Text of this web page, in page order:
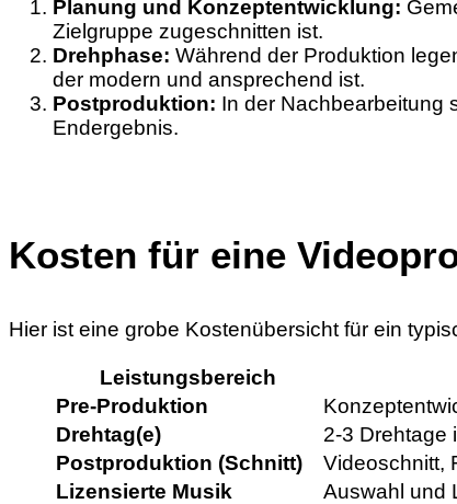
Planung und Konzeptentwicklung:
Zielgruppe zugeschnitten ist.
Drehphase: Während der Produktion
der modern und ansprechend ist.
Postproduktion: In der Nachbearbeitung
Endergebnis.
Kosten für eine
Hier ist eine grobe Kostenübersicht für ein
Leistungsbereich
Pre-Produktion
Drehtag(e)
2-3 Drehtage
Postproduktion (Schnitt)
Videoschnitt,
Lizensierte Musik
Auswahl und